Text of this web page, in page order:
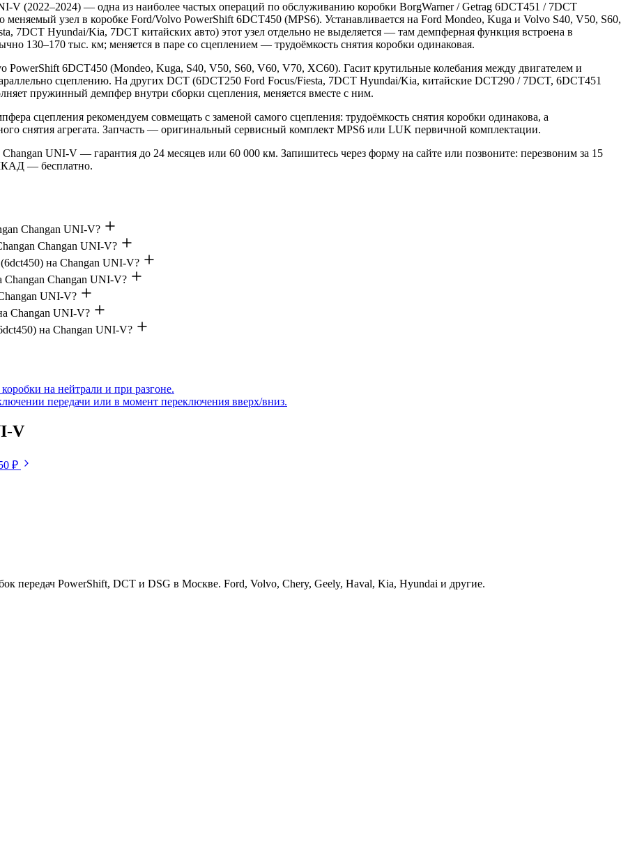
V (2022–2024) — одна из наиболее частых операций по обслуживанию коробки BorgWarner / Getrag 6DCT451 / 7DCT
узел в коробке Ford/Volvo PowerShift 6DCT450 (MPS6). Устанавливается на Ford Mondeo, Kuga и Volvo S40, V50, S60,
7DCT Hyundai/Kia, 7DCT китайских авто) этот узел отдельно не выделяется — там демпферная функция встроена в
130–170 тыс. км; меняется в паре со сцеплением — трудоёмкость снятия коробки одинаковая.
6DCT450 (Mondeo, Kuga, S40, V50, S60, V60, V70, XC60). Гасит крутильные колебания между двигателем и
сцеплению. На других DCT (6DCT250 Ford Focus/Fiesta, 7DCT Hyundai/Kia, китайские DCT290 / 7DCT, 6DCT451
пружинный демпфер внутри сборки сцепления, меняется вместе с ним.
сцепления рекомендуем совмещать с заменой самого сцепления: трудоёмкость снятия коробки одинакова, а
снятия агрегата. Запчасть — оригинальный сервисный комплект MPS6 или LUK первичной комплектации.
UNI-V — гарантия до 24 месяцев или 60 000 км. Запишитесь через форму на сайте или позвоните: перезвоним за 15
— бесплатно.
Changan UNI-V?
Changan UNI-V?
на Changan UNI-V?
Changan Changan UNI-V?
UNI-V?
Changan UNI-V?
на Changan UNI-V?
на нейтрали и при разгоне.
передачи или в момент переключения вверх/вниз.
V
₽
передач PowerShift, DCT и DSG в Москве. Ford, Volvo, Chery, Geely, Haval, Kia, Hyundai и другие.